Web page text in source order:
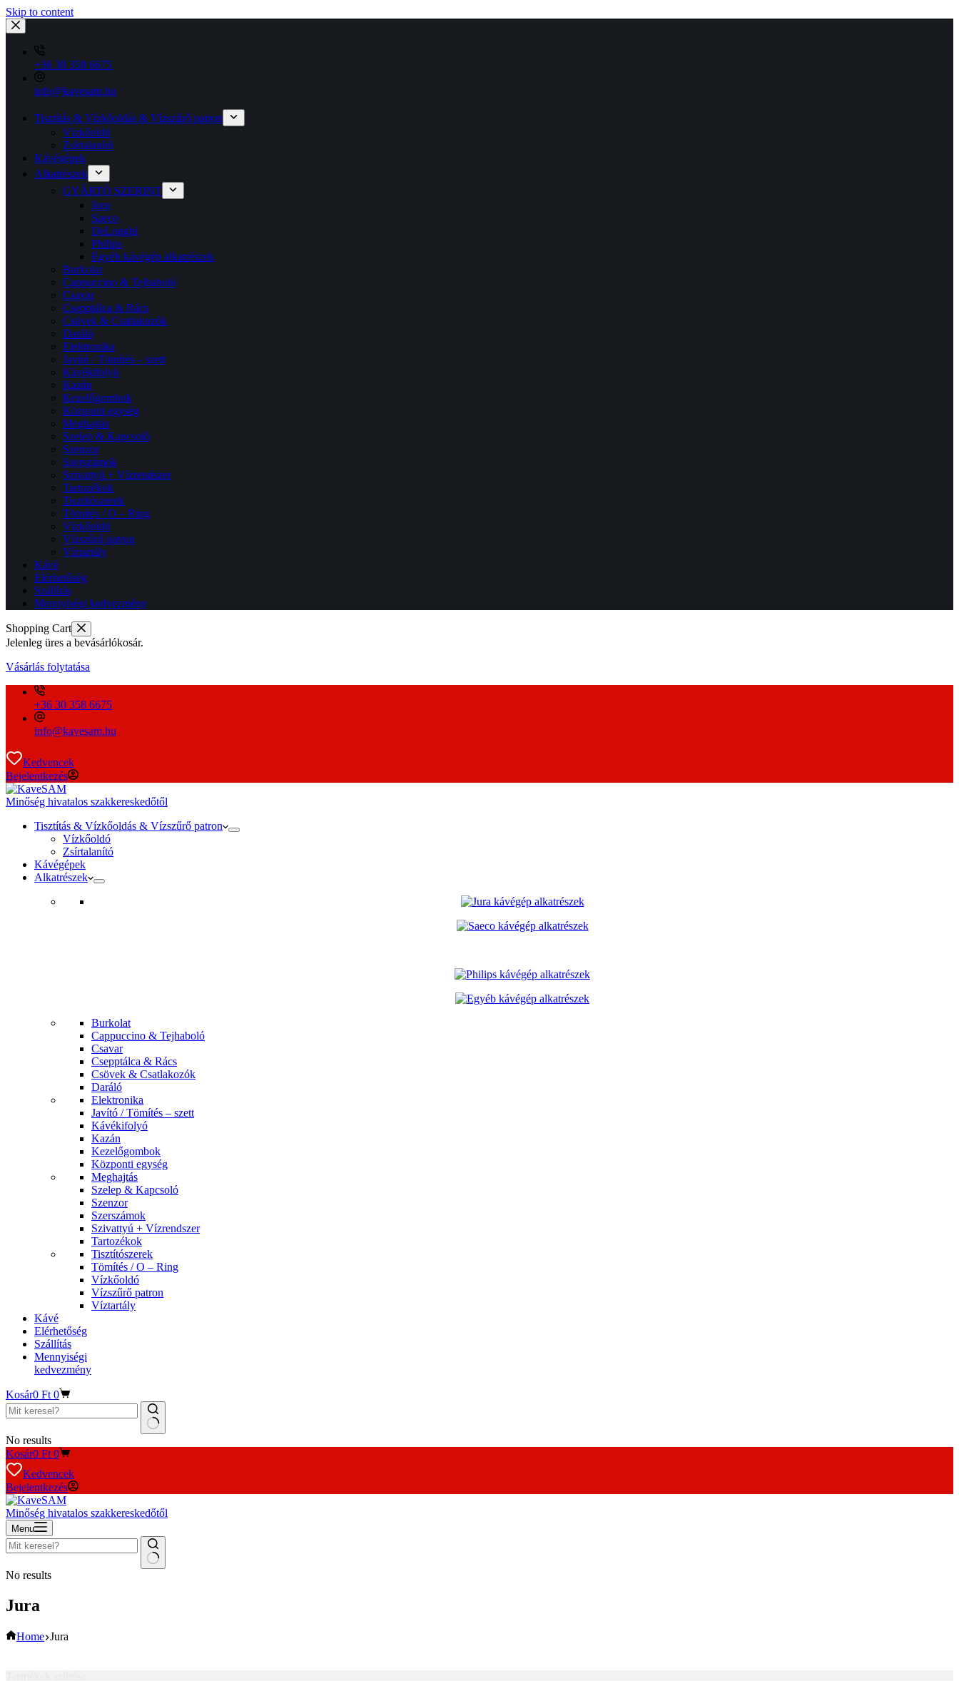
Skip to content
+36 30 358 6675
info@kavesam.hu
Tisztítás & Vízkőoldás & Vízszűrő patron
Vízkőoldó
Zsírtalanító
Kávégépek
Alkatrészek
GYÁRTÓ SZERINT
Jura
Saeco
DeLonghi
Philips
Egyéb kávégép alkatrészek
Burkolat
Cappuccino & Tejhaboló
Csavar
Csepptálca & Rács
Csövek & Csatlakozók
Daráló
Elektronika
Javító / Tömítés – szett
Kávékifolyó
Kazán
Kezelőgombok
Központi egység
Meghajtás
Szelep & Kapcsoló
Szenzor
Szerszámok
Szivattyú + Vízrendszer
Tartozékok
Tisztítószerek
Tömítés / O – Ring
Vízkőoldó
Vízszűrő patron
Víztartály
Kávé
Elérhetőség
Szállítás
Mennyiségi kedvezmény
Shopping Cart
Jelenleg üres a bevásárlókosár.
Vásárlás folytatása
+36 30 358 6675
info@kavesam.hu
Kedvencek
Bejelentkezés
Minőség hivatalos szakkereskedőtől
Tisztítás & Vízkőoldás & Vízszűrő patron
Vízkőoldó
Zsírtalanító
Kávégépek
Alkatrészek
Burkolat
Cappuccino & Tejhaboló
Csavar
Csepptálca & Rács
Csövek & Csatlakozók
Daráló
Elektronika
Javító / Tömítés – szett
Kávékifolyó
Kazán
Kezelőgombok
Központi egység
Meghajtás
Szelep & Kapcsoló
Szenzor
Szerszámok
Szivattyú + Vízrendszer
Tartozékok
Tisztítószerek
Tömítés / O – Ring
Vízkőoldó
Vízszűrő patron
Víztartály
Kávé
Elérhetőség
Szállítás
Mennyiségi
kedvezmény
Kosár0 Ft 0
No results
Kosár0 Ft 0
Kedvencek
Bejelentkezés
Minőség hivatalos szakkereskedőtől
Menu
No results
Jura
Home Jura